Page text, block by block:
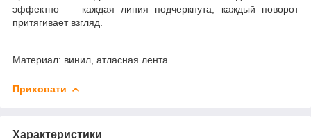
эффектно — каждая линия подчеркнута, каждый поворот
притягивает взгляд.
Материал: винил, атласная лента.
Приховати
Характеристики